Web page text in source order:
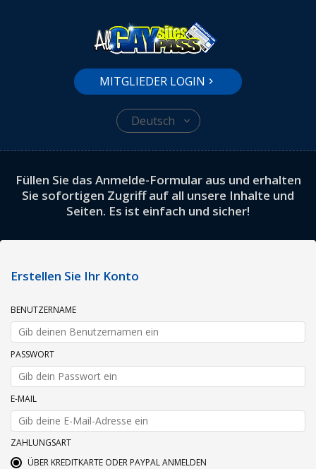
Deutsch
MITGLIEDER LOGIN
Füllen Sie das Anmelde-Formular aus und erhalten
Sie sofortigen Zugriff auf all unsere Inhalte und
Seiten. Es ist einfach und sicher!
Erstellen Sie Ihr Konto
BENUTZERNAME
PASSWORT
E-MAIL
ZAHLUNGSART
ÜBER KREDITKARTE ODER PAYPAL ANMELDEN